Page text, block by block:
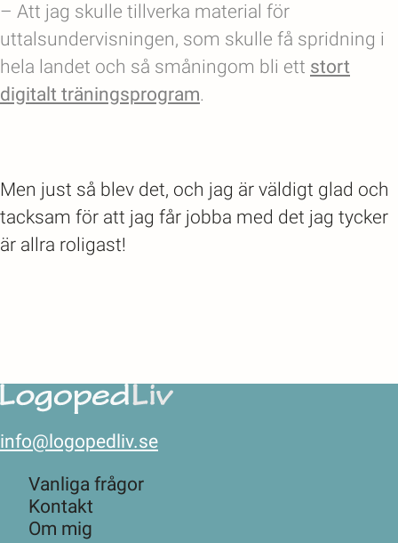
– Att jag skulle tillverka material för
uttalsundervisningen, som skulle få spridning i
hela landet och så småningom bli ett stort
digitalt träningsprogram.
Men just så blev det, och jag är väldigt glad och
tacksam för att jag får jobba med det jag tycker
är allra roligast!
info@logopedliv.se
Vanliga frågor
Kontakt
Om mig